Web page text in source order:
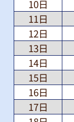
10日
11日
12日
13日
14日
15日
16日
17日